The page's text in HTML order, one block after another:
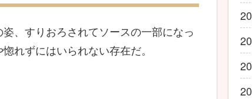
、すりおろされてソースの一部になっ
れずにはいられない存在だ。